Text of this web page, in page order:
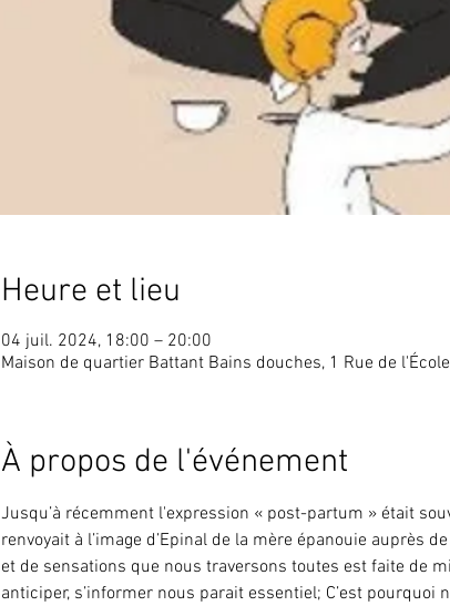
Heure et lieu
04 juil. 2024, 18:00 – 20:00
Maison de quartier Battant Bains douches, 1 Rue de
À propos de l'événement
Jusqu’à récemment l'expression « post-partum » était
renvoyait à l’image d’Epinal de la mère épanouie auprès
et de sensations que nous traversons toutes est faite de
anticiper, s’informer nous parait essentiel; C’est